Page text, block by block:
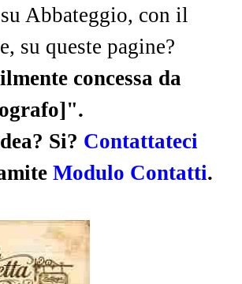
Abbateggio, con il
su queste pagine?
concessa da
Si? Contattateci
Modulo Contatti.